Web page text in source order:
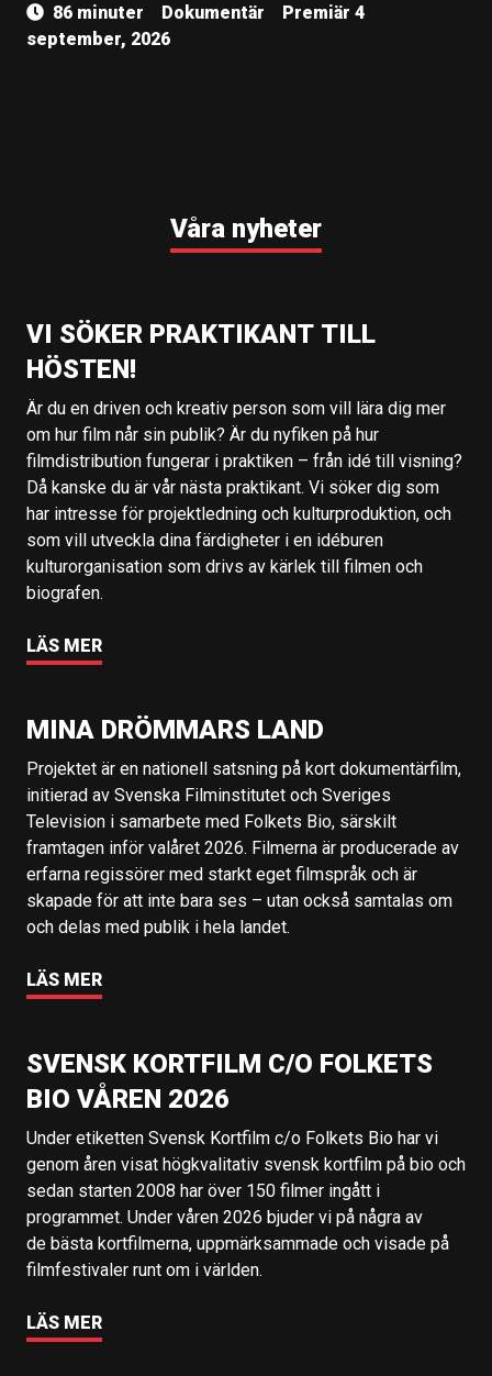
86 minuter Dokumentär
Premiär 4
september, 2026
Våra nyheter
VI SÖKER PRAKTIKANT TILL
HÖSTEN!
Är du en driven och kreativ person som vill lära dig mer
om hur film når sin publik? Är du nyfiken på hur
filmdistribution fungerar i praktiken – från idé till visning?
Då kanske du är vår nästa praktikant. Vi söker dig som
har intresse för projektledning och kulturproduktion, och
som vill utveckla dina färdigheter i en idéburen
kulturorganisation som drivs av kärlek till filmen och
biografen.
LÄS MER
MINA DRÖMMARS LAND
Projektet är en nationell satsning på kort dokumentärfilm,
initierad av Svenska Filminstitutet och Sveriges
Television i samarbete med Folkets Bio, särskilt
framtagen inför valåret 2026. Filmerna är producerade av
erfarna regissörer med starkt eget filmspråk och är
skapade för att inte bara ses – utan också samtalas om
och delas med publik i hela landet.
LÄS MER
SVENSK KORTFILM C/O FOLKETS
BIO VÅREN 2026
Under etiketten Svensk Kortfilm c/o Folkets Bio har vi
genom åren visat högkvalitativ svensk kortfilm på bio och
sedan starten 2008 har över 150 filmer ingått i
programmet. Under våren 2026 bjuder vi på några av
de bästa kortfilmerna, uppmärksammade och visade på
filmfestivaler runt om i världen.
LÄS MER